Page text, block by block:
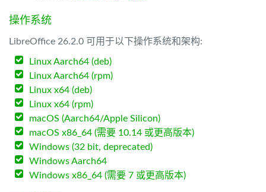
操作系统
LibreOffice 26.2.0 可用于以下操作系统和架构:
Linux Aarch64 (deb)
Linux Aarch64 (rpm)
Linux x64 (deb)
Linux x64 (rpm)
macOS (Aarch64/Apple Silicon)
macOS x86_64 (需要 10.14 或更高版本)
Windows (32 bit, deprecated)
Windows Aarch64
Windows x86_64 (需要 7 或更高版本)